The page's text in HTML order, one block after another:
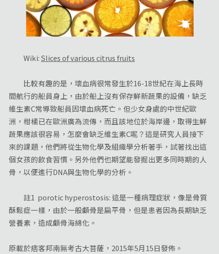
Wiki:Slices of various citrus fruits
比較有趣的是，壞血病很常發生於16-18世紀在海上長時
間航行的船員身上，由於船上沒有保存鮮新蔬果的設備，缺乏
維生素C常導致船員因壞血病死亡。但少女身處的中世紀歐
洲，柑橘已在歐洲廣為流傳，而且該地位於海岸邊，取得生鮮
蔬果應該很容易，怎麼會缺乏維生素C呢？這是研究人員接下
來的課題，他們將從生物化學及組織學分析著手，試著找出這
個女孩的飲食習慣。另外他們也期望能發掘出更多同時期的人
骨，以便進行DNA與生物化學的分析。
註1 porotic hyperostosis: 這是一種病理症狀，像是骨質
酥鬆症一樣，由於一般顱骨是扁平骨，但是患者因為長期缺乏
營養素，造成顱骨海綿化。
原載於痞客邦南無考古大菩薩，2015年5月15日發佈。